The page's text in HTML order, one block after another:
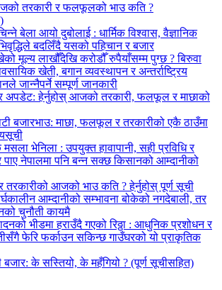
तरकारी र फलफूलको भाउ कति ?
बेला आयो दुबोलाई : धार्मिक विश्वास, वैज्ञानिक
बदलिँदै यसको पहिचान र बजार
मूल्य लाखौँदेखि करोडौँ रुपैयाँसम्म पुग्छ ? बिरुवा
खेती, बगान व्यवस्थापन र अन्तर्राष्ट्रिय
जान्नैपर्ने सम्पूर्ण जानकारी
अपडेट: हेर्नुहोस् आजको तरकारी, फलफूल र माछाको
बजारभाउ: माछा, फलफूल र तरकारीको एकै ठाउँमा
भेनिला : उपयुक्त हावापानी, सही प्रविधि र
पाए नेपालमा पनि बन्न सक्छ किसानको आम्दानीको
आजको भाउ कति ? हेर्नुहोस् पूर्ण सूची
आम्दानीको सम्भावना बोकेको नगदेबाली, तर
चुनौती कायमै
भीडमा हराउँदै गएको रिठ्ठा : आधुनिक प्रशोधन र
फेरि फर्काउन सकिन्छ गाउँघरको यो प्राकृतिक
के सस्तियो, के महँगियो ? (पूर्ण सूचीसहित)